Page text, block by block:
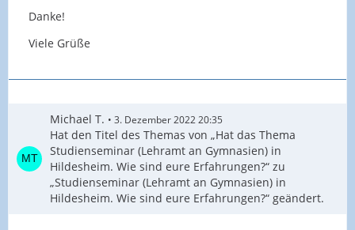
Danke!
Viele Grüße
Michael T. 3. Dezember 2022 20:35
Hat den Titel des Themas von „Hat das Thema
Studienseminar (Lehramt an Gymnasien) in
Hildesheim. Wie sind eure Erfahrungen?“ zu
„Studienseminar (Lehramt an Gymnasien) in
Hildesheim. Wie sind eure Erfahrungen?“ geändert.